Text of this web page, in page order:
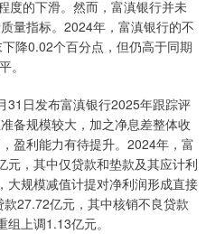
度的下滑。然而，富滇银行并未
量指标。2024年，富滇银行的不
降0.02个百分点，但仍高于同期
。
日发布富滇银行2025年跟踪评
备规模较大，加之净息差整体收
盈利能力有待提升。2024年，富
，其中仅贷款和垫款及其应计利
大规模减值计提对净利润形成直接
27.72亿元，其中核销不良贷款
上调1.13亿元。